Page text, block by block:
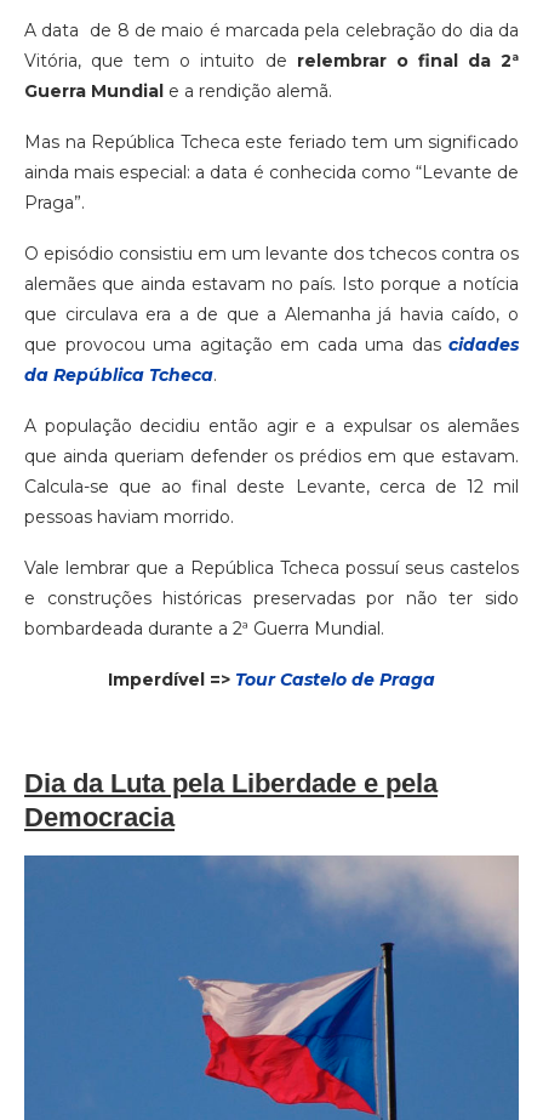
A data de 8 de maio é marcada pela celebração do dia da
Vitória, que tem o intuito de relembrar o final da 2ª
Guerra Mundial e a rendição alemã.
Mas na República Tcheca este feriado tem um significado
ainda mais especial: a data é conhecida como “Levante de
Praga”.
O episódio consistiu em um levante dos tchecos contra os
alemães que ainda estavam no país. Isto porque a notícia
que circulava era a de que a Alemanha já havia caído, o
que provocou uma agitação em cada uma das cidades
da República Tcheca.
A população decidiu então agir e a expulsar os alemães
que ainda queriam defender os prédios em que estavam.
Calcula-se que ao final deste Levante, cerca de 12 mil
pessoas haviam morrido.
Vale lembrar que a República Tcheca possuí seus castelos
e construções históricas preservadas por não ter sido
bombardeada durante a 2ª Guerra Mundial.
Imperdível => Tour Castelo de Praga
Dia da Luta pela Liberdade e pela
Democracia